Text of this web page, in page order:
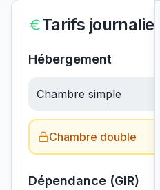
Tarifs journaliers
Hébergement
Chambre simple
Chambre double
Dépendance (GIR)